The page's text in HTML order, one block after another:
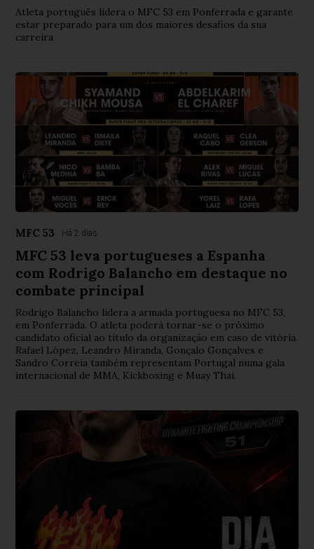
Atleta português lidera o MFC 53 em Ponferrada e garante
estar preparado para um dos maiores desafios da sua
carreira
MFC 53 Há 2 dias
MFC 53 leva portugueses a Espanha
com Rodrigo Balancho em destaque no
combate principal
Rodrigo Balancho lidera a armada portuguesa no MFC 53,
em Ponferrada. O atleta poderá tornar-se o próximo
candidato oficial ao título da organização em caso de vitória.
Rafael López, Leandro Miranda, Gonçalo Gonçalves e
Sandro Correia também representam Portugal numa gala
internacional de MMA, Kickboxing e Muay Thai.